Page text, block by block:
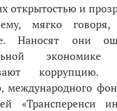
открытостью и
мягко
Наносят они
коррупцию.
международного
«Трансперенси